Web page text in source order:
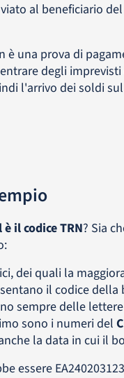
al beneficiario
è una prova di
degli
l'arrivo dei soldi
è il codice TRN? Sia
dei quali la
il codice della
sempre delle lettere
sono i numeri del
la data in cui il
essere